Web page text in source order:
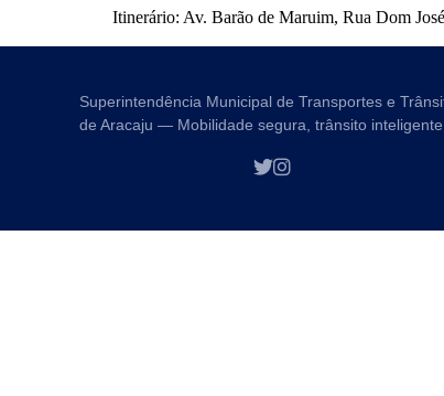
Itinerário: Av. Barão de Maruim, Rua Dom
Superintendência Municipal de Transportes e
de Aracaju — Mobilidade segura, trânsito inteligente.